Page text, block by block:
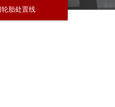
轮胎处置线